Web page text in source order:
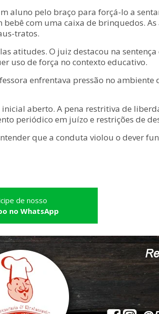
aluno pelo braço para forçá-lo a
com uma caixa de brinquedos.
tratos.
atitudes. O juiz destacou na
uso de força no contexto educativo.
enfrentava pressão no
aberto. A pena restritiva de
periódico em juízo e restrições de
que a conduta violou o dever
de nosso
no WhatsApp